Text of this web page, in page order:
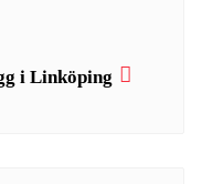
i Linköping